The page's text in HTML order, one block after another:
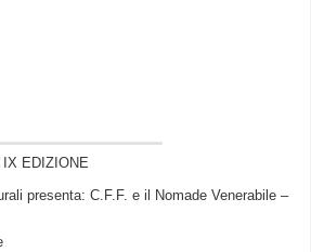
IX EDIZIONE
presenta: C.F.F. e il Nomade Venerabile –